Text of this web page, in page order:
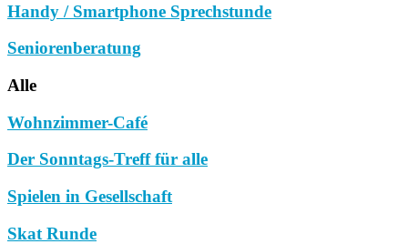
Handy / Smartphone Sprechstunde
Seniorenberatung
Alle
Wohnzimmer-Café
Der Sonntags-Treff für alle
Spielen in Gesellschaft
Skat Runde